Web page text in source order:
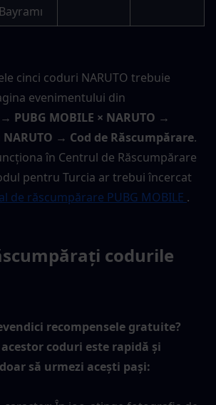
Bayramı
cinci coduri NARUTO trebuie
evenimentului din
PUBG MOBILE × NARUTO →
→ Cod de Răscumpărare.
în Centrul de Răscumpărare
pentru Turcia ar trebui încercat
de răscumpărare PUBG MOBILE .
codurile
recompensele gratuite?
coduri este rapidă și
să urmezi acești pași: